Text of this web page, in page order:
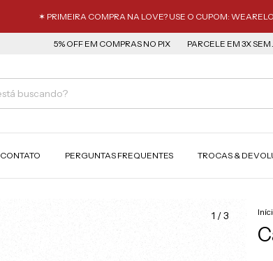
✶ PRIMEIRA COMPRA NA LOVE? USE O CUPOM:
5% OFF EM COMPRAS NO PIX PARCELE EM 3X SEM JUROS
CONTATO PERGUNTAS FREQUENTES TROCAS &
1 /3